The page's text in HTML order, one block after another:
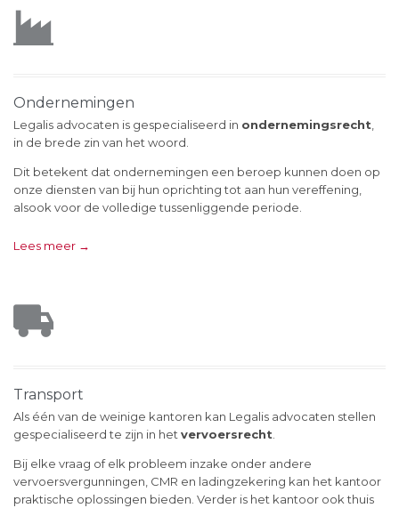

Ondernemingen
Legalis advocaten is gespecialiseerd in ondernemingsrecht
in de brede zin van het woord.
Dit betekent dat ondernemingen een beroep kunnen doen op
onze diensten van bij hun oprichting tot aan hun vereffening,
alsook voor de volledige tussenliggende periode.
Lees meer →

Transport
Als één van de weinige kantoren kan Legalis advocaten stellen
gespecialiseerd te zijn in het vervoersrecht
Bij elke vraag of elk probleem inzake onder andere
vervoersvergunningen, CMR en ladingzekering kan het kantoor
praktische oplossingen bieden. Verder is het kantoor ook thuis